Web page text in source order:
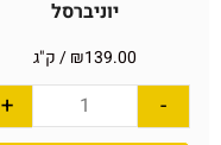
יוניברסל
₪139.00 / ק"ג
-
+